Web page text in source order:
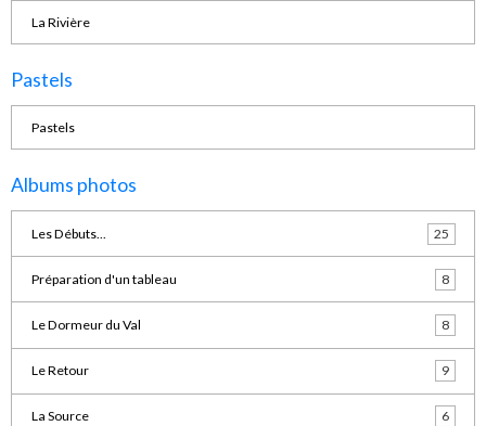
La Rivière
Pastels
Pastels
Albums photos
Les Débuts... 25
Préparation d'un tableau 8
Le Dormeur du Val 8
Le Retour 9
La Source 6